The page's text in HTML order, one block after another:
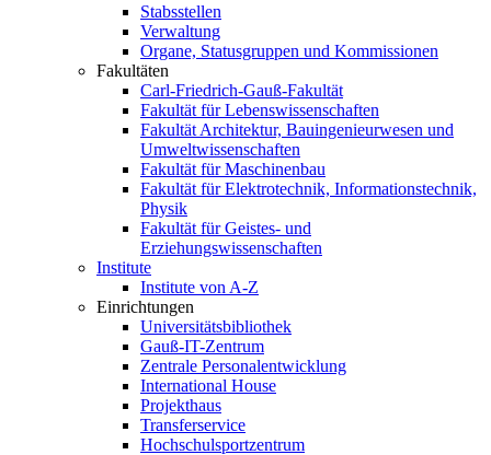
Stabsstellen
Verwaltung
Organe, Statusgruppen und Kommissionen
Fakultäten
Carl-Friedrich-Gauß-Fakultät
Fakultät für Lebenswissenschaften
Fakultät Architektur, Bauingenieurwesen und
Umweltwissenschaften
Fakultät für Maschinenbau
Fakultät für Elektrotechnik, Informationstechnik,
Physik
Fakultät für Geistes- und
Erziehungswissenschaften
Institute
Institute von A-Z
Einrichtungen
Universitätsbibliothek
Gauß-IT-Zentrum
Zentrale Personalentwicklung
International House
Projekthaus
Transferservice
Hochschulsportzentrum